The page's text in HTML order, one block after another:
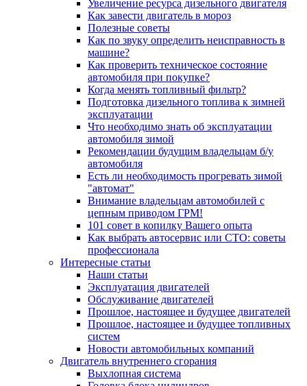
Увеличение ресурса дизельного двигателя
Как завести двигатель в мороз
Полезные советы
Как по звуку определить неисправность в
машине?
Как проверить техническое состояние
автомобиля при покупке?
Когда менять топливный фильтр?
Подготовка дизельного топлива к зимней
эксплуатации
Что необходимо знать об эксплуатации
автомобиля зимой
Рекомендации будущим владельцам б/у
автомобиля
Есть ли необходимость прогревать зимой
"автомат"
Внимание владельцам автомобилей с
цепным приводом ГРМ!
101 совет в копилку Вашего опыта
Как выбрать автосервис или СТО: советы
профессионала
Интересные статьи
Наши статьи
Эксплуатация двигателей
Обслуживание двигателей
Прошлое, настоящее и будущее двигателей
Прошлое, настоящее и будущее топливных
систем
Новости автомобильных компаний
Двигатель внутреннего сгорания
Выхлопная система